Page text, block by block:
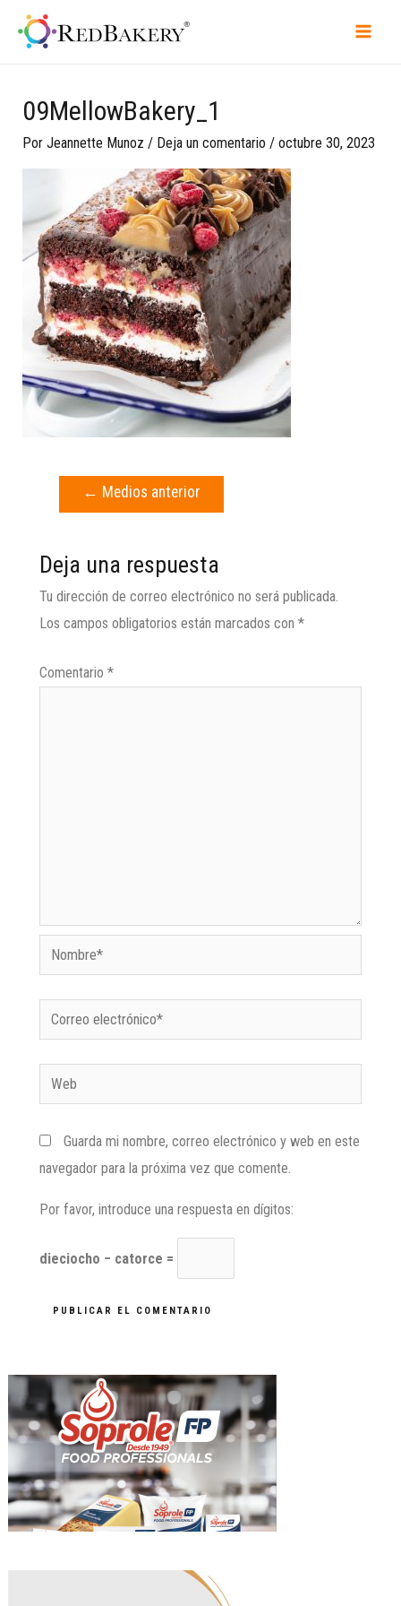
09MellowBakery_1
PorJeannette Munoz / Deja un comentario /octubre 30, 2023
← Medios anterior
Deja una respuesta
Tu dirección de correo electrónico no será publicada.
Los campos obligatorios están marcados con *
Comentario *
Guarda mi nombre, correo electrónico y web en este
navegador para la próxima vez que comente.
Por favor, introduce una respuesta en dígitos:
dieciocho − catorce =